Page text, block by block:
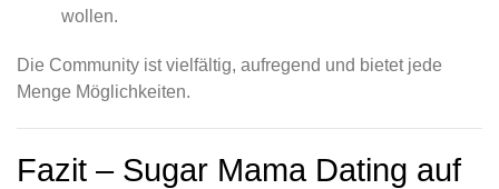
wollen.
Die Community ist vielfältig, aufregend und bietet jede
Menge Möglichkeiten.
Fazit – Sugar Mama Dating auf